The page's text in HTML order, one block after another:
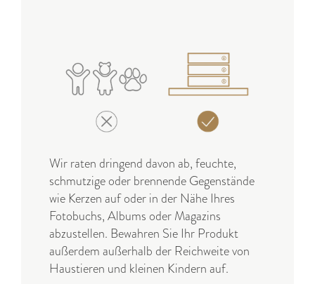
Wir raten dringend davon ab, feuchte,
schmutzige oder brennende Gegenstände
wie Kerzen auf oder in der Nähe Ihres
Fotobuchs, Albums oder Magazins
abzustellen. Bewahren Sie Ihr Produkt
außerdem außerhalb der Reichweite von
Haustieren und kleinen Kindern auf.